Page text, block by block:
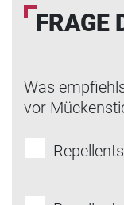
FRAGE
Was
vor